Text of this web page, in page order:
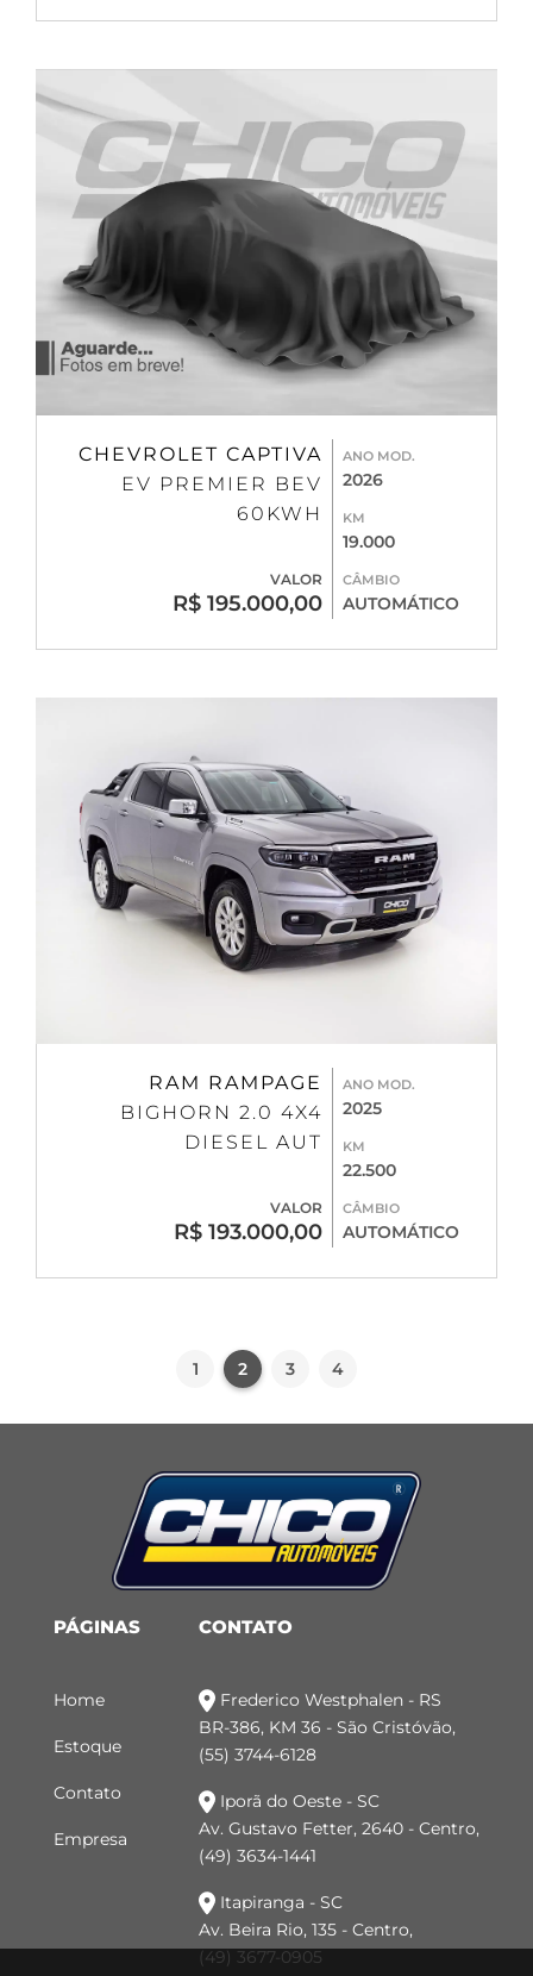
CHEVROLET CAPTIVA
EV PREMIER BEV
60KWH
VALOR
R$ 195.000,00
ANO MOD.
2026
KM
19.000
CÂMBIO
AUTOMÁTICO
RAM RAMPAGE
BIGHORN 2.0 4X4
DIESEL AUT
VALOR
R$ 193.000,00
ANO MOD.
2025
KM
22.500
CÂMBIO
AUTOMÁTICO
1 2 3 4
PÁGINAS
Home
Estoque
Contato
Empresa
CONTATO
Frederico Westphalen - RS
BR-386, KM 36 - São Cristóvão,
(55) 3744-6128
Iporã do Oeste - SC
Av. Gustavo Fetter, 2640 - Centro,
(49) 3634-1441
Itapiranga - SC
Av. Beira Rio, 135 - Centro,
(49) 3677-0905